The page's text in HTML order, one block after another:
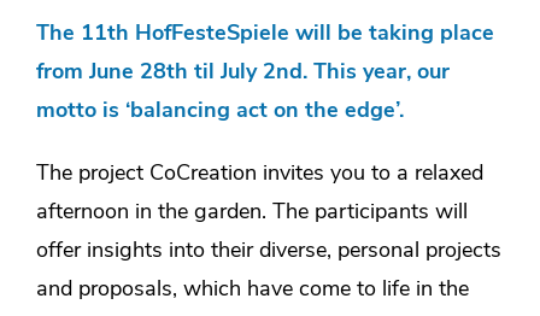
The 11th HofFesteSpiele will be taking place
from June 28th til July 2nd. This year, our
motto is ‘balancing act on the edge’.
The project CoCreation invites you to a relaxed
afternoon in the garden. The participants will
offer insights into their diverse, personal projects
and proposals, which have come to life in the